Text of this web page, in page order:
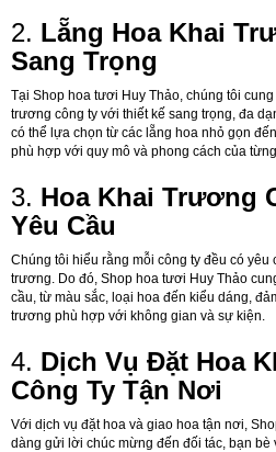
2. Lẵng Hoa Khai
Sang Trọng
Tại Shop hoa tươi Huy Thảo, chúng tôi
trương công ty với thiết kế sang trọng, đa
có thể lựa chọn từ các lẵng hoa nhỏ gọn
phù hợp với quy mô và phong cách của
3. Hoa Khai Trương
Yêu Cầu
Chúng tôi hiểu rằng mỗi công ty đều có yêu
trương. Do đó, Shop hoa tươi Huy Thảo
cầu, từ màu sắc, loại hoa đến kiểu dáng,
trương phù hợp với không gian và sự kiện.
4. Dịch Vụ Đặt Hoa
Công Ty Tận Nơi
Với dịch vụ đặt hoa và giao hoa tận nơi,
dàng gửi lời chúc mừng đến đối tác, bạn bè